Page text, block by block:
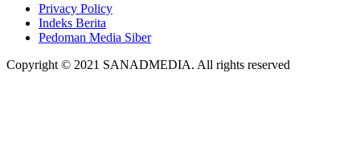
Privacy Policy
Indeks Berita
Pedoman Media Siber
Copyright © 2021 SANADMEDIA. All rights reserved